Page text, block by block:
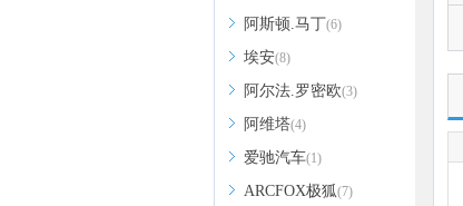
阿斯顿.马丁(6)
埃安(8)
阿尔法.罗密欧(3)
阿维塔(4)
爱驰汽车(1)
ARCFOX极狐(7)